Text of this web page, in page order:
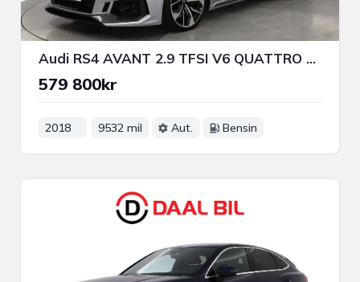
Audi RS4 AVANT 2.9 TFSI V6 QUATTRO 450HK PANO B&O® B-KAM 3-ZON
579 800kr
2018 9532 mil Aut. Bensin